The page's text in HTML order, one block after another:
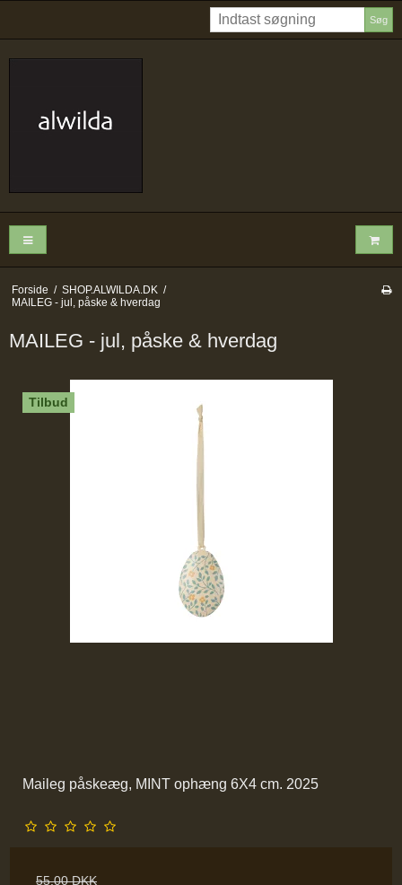
Søg
Forside / SHOP.ALWILDA.DK /
MAILEG - jul, påske & hverdag
MAILEG - jul, påske & hverdag
Tilbud
Maileg påskeæg, MINT ophæng 6X4 cm. 2025
55,00 DKK